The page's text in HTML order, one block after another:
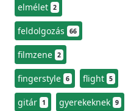
elmélet 2
feldolgozás 66
filmzene 2
fingerstyle 6 flight 5
gitár 1 gyerekeknek 9